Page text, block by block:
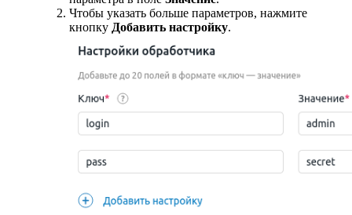
Чтобы указать больше параметров, нажмите
кнопку Добавить настройку.